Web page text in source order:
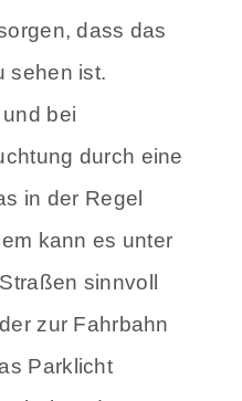
dass das
sehen ist.
bei
durch eine
in der Regel
kann es unter
sinnvoll
zur Fahrbahn
Parklicht